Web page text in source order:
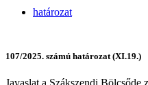
határozat
107/2025. számú határozat (XI.19.)
Javaslat a Szákszendi Bölcsőde